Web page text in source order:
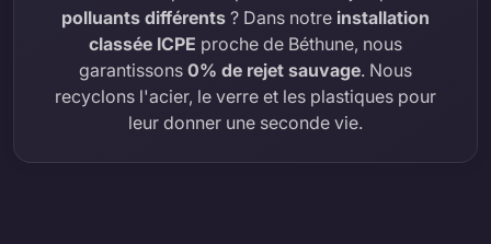
polluants différents ? Dans notre installation
classée ICPE proche de Béthune, nous
garantissons 0% de rejet sauvage. Nous
recyclons l'acier, le verre et les plastiques pour
leur donner une seconde vie.